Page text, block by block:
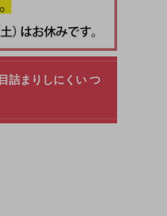
詰まりしにくい つ